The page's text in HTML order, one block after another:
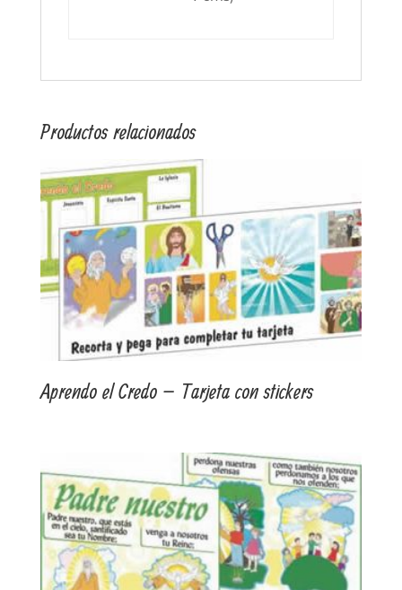
Productos relacionados
Aprendo el Credo – Tarjeta con stickers